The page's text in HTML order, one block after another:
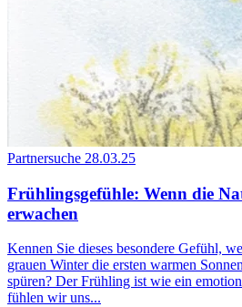
Partnersuche 28.03.25
Frühlingsgefühle: Wenn die
erwachen
Kennen Sie dieses besondere Gefühl,
grauen Winter die ersten warmen
spüren? Der Frühling ist wie ein
fühlen wir uns...